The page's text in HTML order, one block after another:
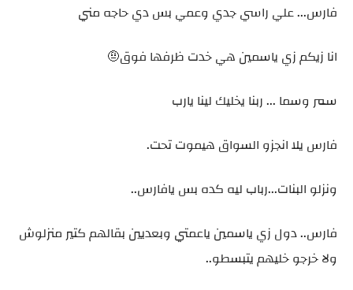
فارس... علي راسي جدي وعمي بس دي حاجه مني
انا زيكم زي ياسمين هي خدت ظرفها فوق🤨
سمر وسما ... ربنا يخليك لينا يارب
فارس يلا انجزو السواق هيموت تحت.
ونزلو البنات...رباب ليه كده بس يافارس..
فارس.. دول زي ياسمين ياعمتي وبعديين بقالهم كتير منزلوش
ولا خرجو خليهم يتبسطو..